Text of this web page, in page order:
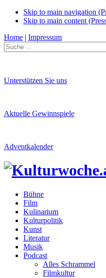
Skip to main navigation
Skip to main content
Home | Impressum
Unterstützen Sie uns
Aktuelle Gewinnspiele
Adventkalender
Bühne
Film
Kulinarium
Kulturpolitik
Kunst
Literatur
Musik
Podcast
Alles Schrammel
Filmkultur